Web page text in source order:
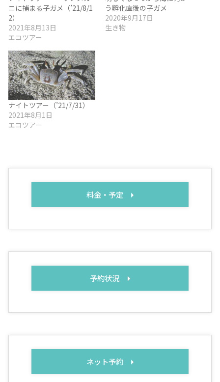
ニに捕まる子ガメ（’21/8/1
2）
2021年8月13日
エコツアー
う孵化直後の子ガメ
2020年9月17日
生き物
ナイトツアー（’21/7/31）
2021年8月1日
エコツアー
料金・予定
予約状況
ネット予約